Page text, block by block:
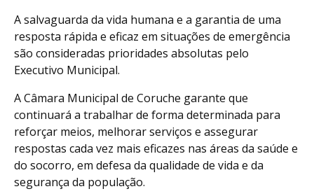
A salvaguarda da vida humana e a garantia de uma
resposta rápida e eficaz em situações de emergência
são consideradas prioridades absolutas pelo
Executivo Municipal.
A Câmara Municipal de Coruche garante que
continuará a trabalhar de forma determinada para
reforçar meios, melhorar serviços e assegurar
respostas cada vez mais eficazes nas áreas da saúde e
do socorro, em defesa da qualidade de vida e da
segurança da população.